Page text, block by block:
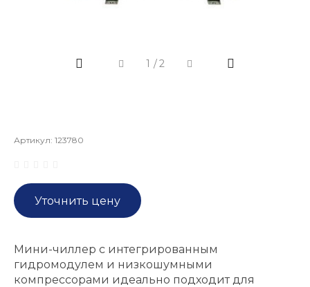
1 /2
Артикул: 123780
Уточнить цену
Мини-чиллер с интегрированным
гидромодулем и низкошумными
компрессорами идеально подходит для